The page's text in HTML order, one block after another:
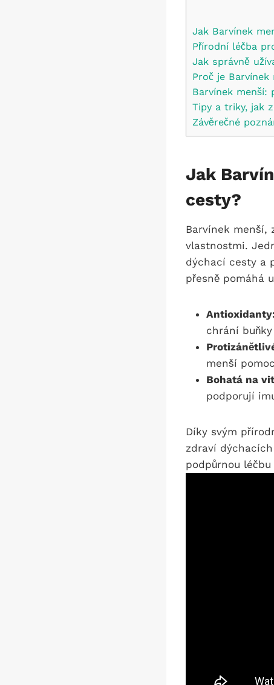
Jak Barvínek
Přírodní léčba
Jak správně
Proč je
Barvínek menší:
Tipy a triky, jak
Závěrečné
Jak
cesty?
Barvínek menší,
vlastnostmi.
dýchací cesty a
přesně pomáhá
chrání
menší
Bohatá na
podporují
Díky svým
zdraví
podpůrnou